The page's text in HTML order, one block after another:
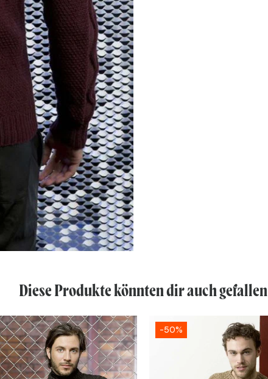
Diese Produkte könnten dir auch gefallen
-50%